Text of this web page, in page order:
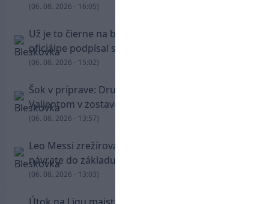
(06. 08. 2026 - 16:05)
Už je to čierne na bielom: Mohamed Salah
oficiálne podpísal s Trabzonsporom
(06. 08. 2026 - 15:02)
Šok v príprave: Druholigová Mallorca s
Valjentom v zostave zdolala PSG
(06. 08. 2026 - 13:57)
Leo Messi zrežíroval obrat Interu Miami, pri
návrate do základu strelil dva góly
(06. 08. 2026 - 13:03)